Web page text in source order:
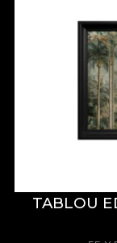
Inspirate din
serenitate
colectia
sanctuare
tumultul
TABLOU